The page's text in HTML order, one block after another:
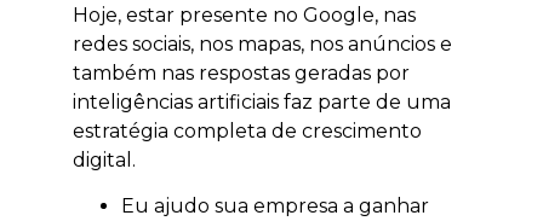
Hoje, estar presente no Google, nas
redes sociais, nos mapas, nos anúncios e
também nas respostas geradas por
inteligências artificiais faz parte de uma
estratégia completa de crescimento
digital.
Eu ajudo sua empresa a ganhar